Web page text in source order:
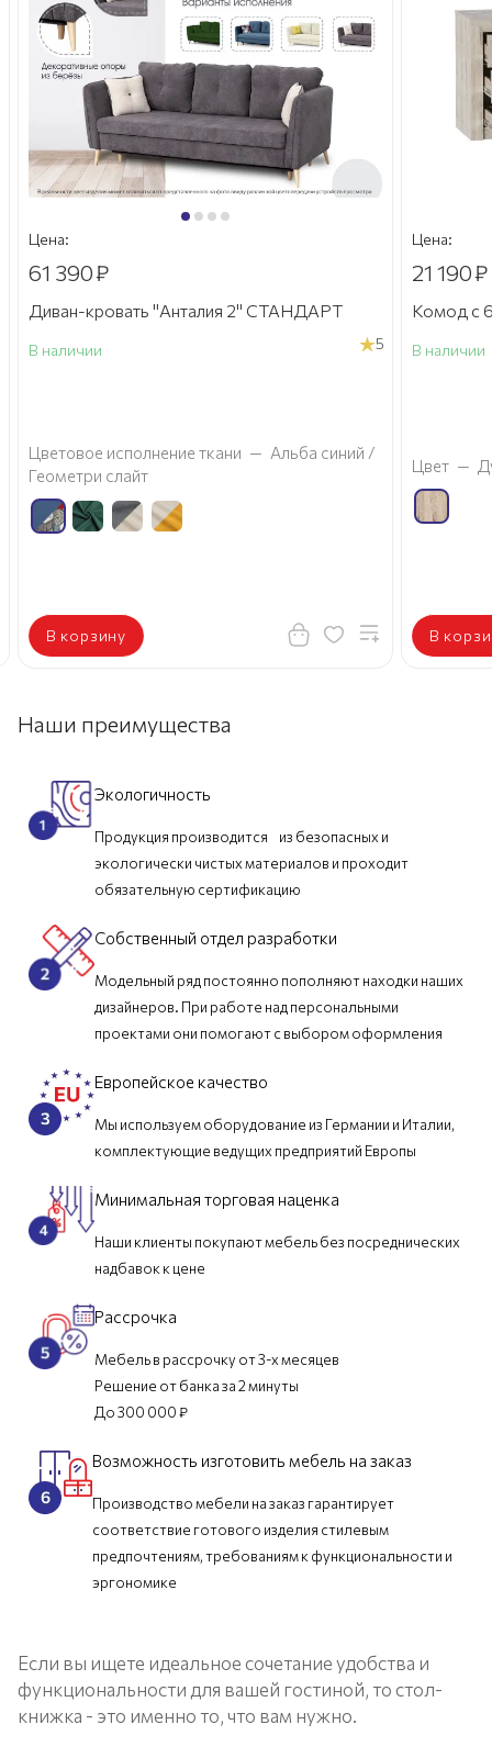
Цена:
61 390₽
Диван-кровать "Анталия 2" СТАНДАРТ
В наличии 5
Цветовое исполнение ткани — Альба синий /
Геометри слайт
В корзину
Цена:
21 190₽
Комод с
В наличии
Цвет —
В
Наши преимущества
Экологичность
Продукция производится из безопасных и
экологически чистых материалов и проходит
обязательную сертификацию
Собственный отдел разработки
Модельный ряд постоянно пополняют находки наших
дизайнеров. При работе над персональными
проектами они помогают с выбором оформления
Европейское качество
Мы используем оборудование из Германии и Италии,
комплектующие ведущих предприятий Европы
Минимальная торговая наценка
Наши клиенты покупают мебель без посреднических
надбавок к цене
Рассрочка
Мебель в рассрочку от 3-х месяцев
Решение от банка за 2 минуты
До 300 000 ₽
Возможность изготовить мебель на заказ
Производство мебели на заказ гарантирует
соответствие готового изделия стилевым
предпочтениям, требованиям к функциональности и
эргономике
Если вы ищете идеальное сочетание удобства и
функциональности для вашей гостиной, то стол-
книжка - это именно то, что вам нужно.